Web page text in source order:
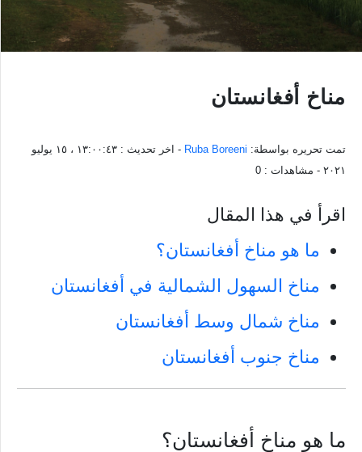
مناخ أفغانستان
تمت تحريره بواسطة: Ruba Boreeni - اخر تحديث :
١٣:٠٠:٤٣ ، ١٥ يوليو
٢٠٢١ - مشاهدات : 0
اقرأ في هذا المقال
ما هو مناخ أفغانستان؟
مناخ السهول الشمالية في أفغانستان
مناخ شمال وسط أفغانستان
مناخ جنوب أفغانستان
ما هو مناخ أفغانستان؟